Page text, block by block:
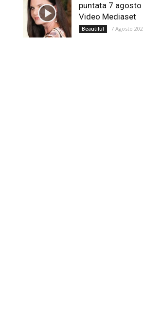
puntata 7
Video Mediaset
Beautiful 7 Agosto